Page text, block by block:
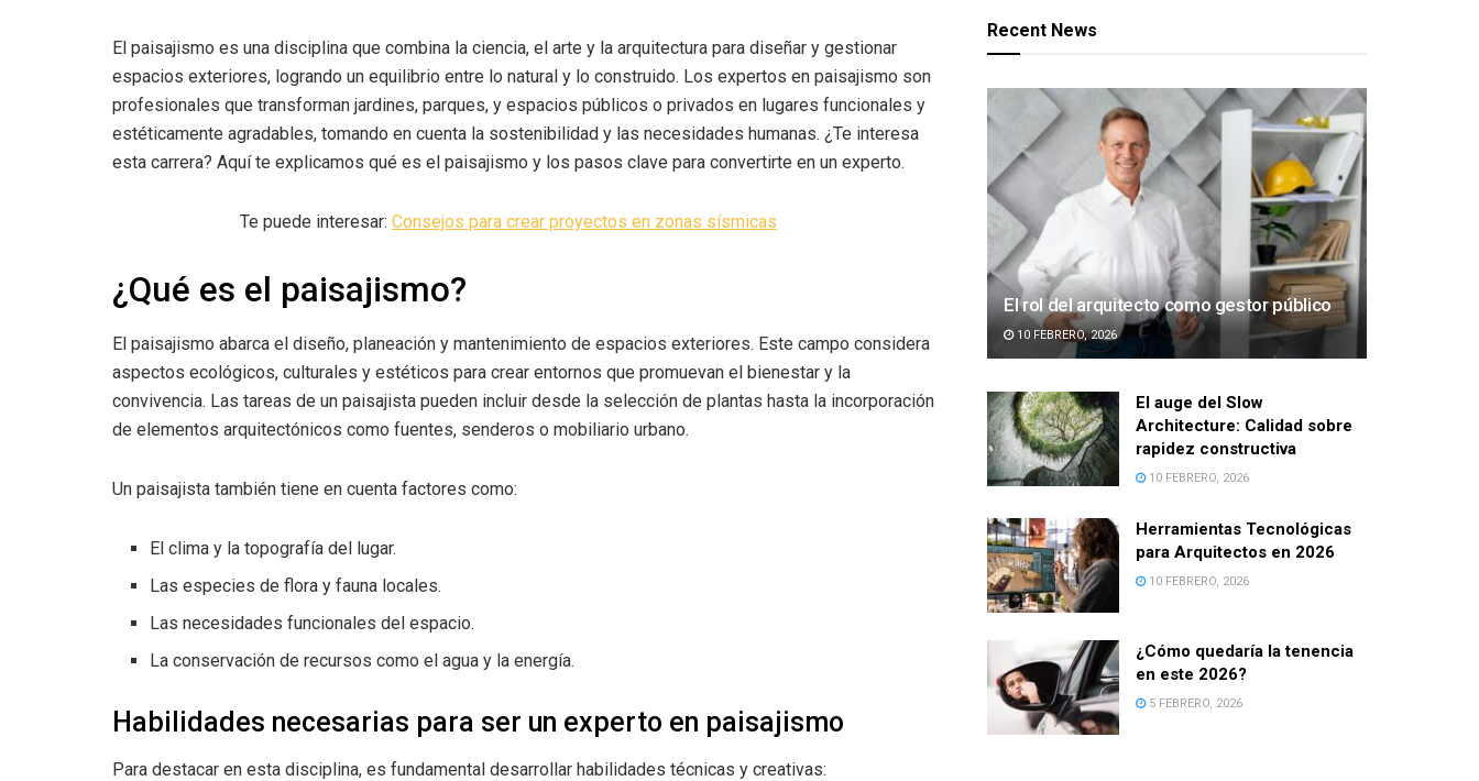
El paisajismo es una disciplina que combina la ciencia, el arte y la arquitectura para diseñar y gestionar
espacios exteriores, logrando un equilibrio entre lo natural y lo construido. Los expertos en paisajismo son
profesionales que transforman jardines, parques, y espacios públicos o privados en lugares funcionales y
estéticamente agradables, tomando en cuenta la sostenibilidad y las necesidades humanas. ¿Te interesa
esta carrera? Aquí te explicamos qué es el paisajismo y los pasos clave para convertirte en un experto.
Te puede interesar: Consejos para crear proyectos en zonas sísmicas
¿Qué es el paisajismo?
El paisajismo abarca el diseño, planeación y mantenimiento de espacios exteriores. Este campo considera
aspectos ecológicos, culturales y estéticos para crear entornos que promuevan el bienestar y la
convivencia. Las tareas de un paisajista pueden incluir desde la selección de plantas hasta la incorporación
de elementos arquitectónicos como fuentes, senderos o mobiliario urbano.
Un paisajista también tiene en cuenta factores como:
El clima y la topografía del lugar.
Las especies de flora y fauna locales.
Las necesidades funcionales del espacio.
La conservación de recursos como el agua y la energía.
Habilidades necesarias para ser un experto en paisajismo
Para destacar en esta disciplina, es fundamental desarrollar habilidades técnicas y creativas:
Recent News
El rol del arquitecto como gestor público
10 FEBRERO, 2026
El auge del Slow
Architecture: Calidad sobre
rapidez constructiva
10 FEBRERO, 2026
Herramientas Tecnológicas
para Arquitectos en 2026
10 FEBRERO, 2026
¿Cómo quedaría la tenencia
en este 2026?
5 FEBRERO, 2026